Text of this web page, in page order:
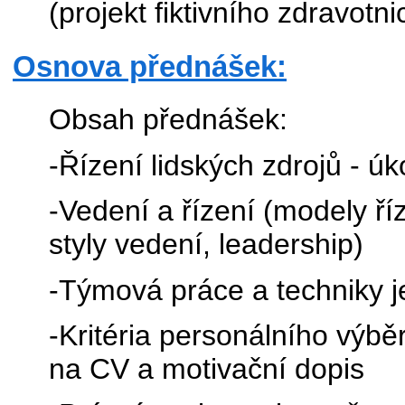
(projekt fiktivního
Osnova přednášek:
Obsah přednášek:
-Řízení lidských zdrojů -
-Vedení a řízení (modely
styly vedení, leadership)
-Týmová práce a techniky
-Kritéria personálního
na CV a motivační dopis